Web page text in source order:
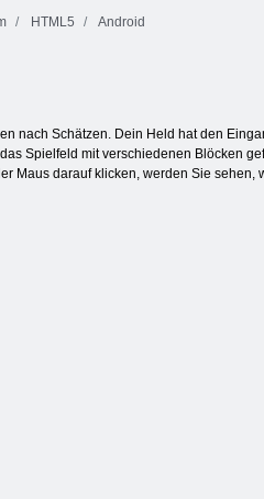
HTML5 Android
nach Schätzen. Dein Held hat den
Spielfeld mit verschiedenen Blöcken
darauf klicken, werden Sie